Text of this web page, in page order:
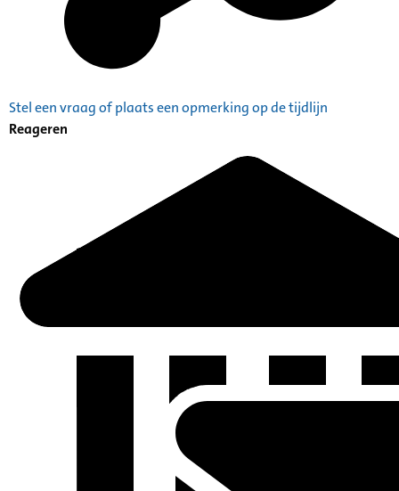
Stel een vraag of plaats een opmerking op de tijdlijn
Reageren